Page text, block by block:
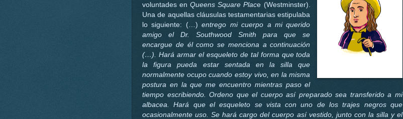
voluntades enQueens Square Place (Westminster).
Una de aquellas cláusulas testamentarias estipulaba
lo siguiente: (…)entrego mi cuerpo a mi querido
amigo el Dr. Southwood Smith para que se
encargue de él como se menciona a continuación
(…). Hará armar el esqueleto de tal forma que toda
la figura pueda estar sentada en la silla que
normalmente ocupo cuando estoy vivo, en la misma
postura en la que me encuentro mientras paso el
tiempo escribiendo. Ordeno que el cuerpo así preparado sea transferido a mi
albacea. Hará que el esqueleto se vista con uno de los trajes negros que
ocasionalmente uso. Se hará cargo del cuerpo así vestido, junto con la silla y el